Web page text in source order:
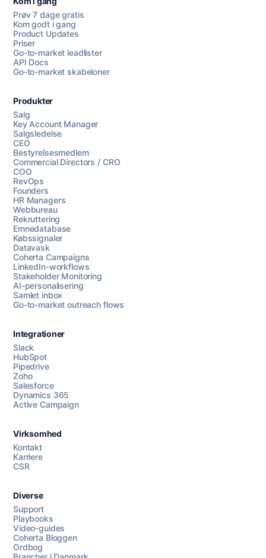
Chat med os
AI Campaign Assist
Prøv 7 dage gratis
Kom godt i gang
Product Updates
Priser
Go-to-market leadlister
API Docs
Go-to-market skabeloner
Produkter
Salg
Key Account Manager
Salgsledelse
CEO
Bestyrelsesmedlem
Commercial Directors / CRO
COO
RevOps
Founders
HR Managers
Webbureau
Rekruttering
Emnedatabase
Købssignaler
Datavask
Coherta Campaigns
LinkedIn-workflows
Stakeholder Monitoring
AI-personalisering
Samlet inbox
Go-to-market outreach flows
Integrationer
Slack
HubSpot
Pipedrive
Zoho
Salesforce
Dynamics 365
Active Campaign
Virksomhed
Kontakt
Karriere
CSR
Diverse
Support
Playbooks
Video-guides
Coherta Bloggen
Ordbog